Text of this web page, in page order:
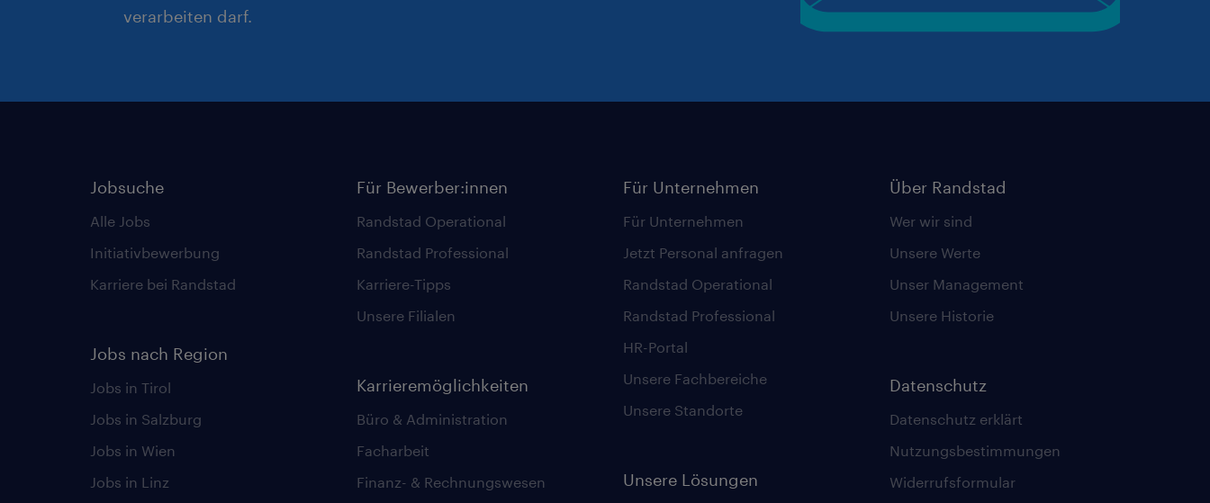
verarbeiten darf.
Jobsuche
Alle Jobs
Initiativbewerbung
Karriere bei Randstad
Jobs nach Region
Jobs in Tirol
Jobs in Salzburg
Jobs in Wien
Jobs in Linz
Für Bewerber:innen
Randstad Operational
Randstad Professional
Karriere-Tipps
Unsere Filialen
Karrieremöglichkeiten
Büro & Administration
Facharbeit
Finanz- & Rechnungswesen
Für Unternehmen
Für Unternehmen
Jetzt Personal anfragen
Randstad Operational
Randstad Professional
HR-Portal
Unsere Fachbereiche
Unsere Standorte
Unsere Lösungen
Über Randstad
Wer wir sind
Unsere Werte
Unser Management
Unsere Historie
Datenschutz
Datenschutz erklärt
Nutzungsbestimmungen
Widerrufsformular